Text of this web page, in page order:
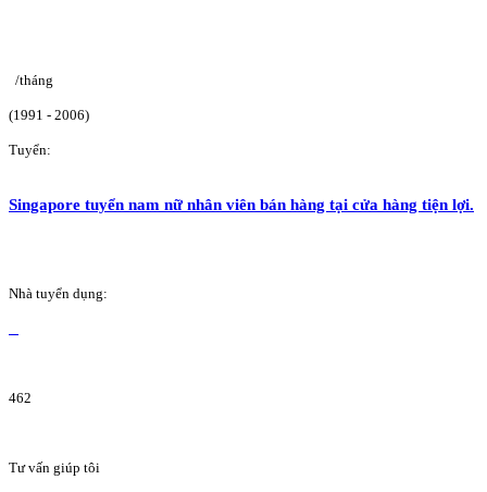
/tháng
(1991 - 2006)
Tuyển:
Singapore tuyển nam nữ nhân viên bán hàng tại cửa hàng tiện lợi.
Nhà tuyển dụng:
462
Tư vấn giúp tôi